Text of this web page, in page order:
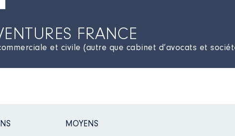
FRANCE
et civile (autre que cabinet d’avocats et
MOYENS